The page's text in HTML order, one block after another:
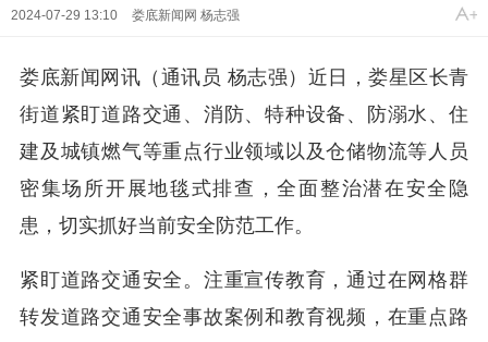
2024-07-29 13:10 娄底新闻网 杨志强
娄底新闻网讯（通讯员 杨志强）近日，娄星区长青
街道紧盯道路交通、消防、特种设备、防溺水、住
建及城镇燃气等重点行业领域以及仓储物流等人员
密集场所开展地毯式排查，全面整治潜在安全隐
患，切实抓好当前安全防范工作。
紧盯道路交通安全。注重宣传教育，通过在网格群
转发道路交通安全事故案例和教育视频，在重点路